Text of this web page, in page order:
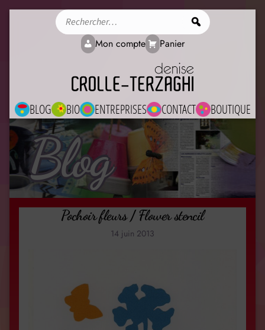
BLOG BIO ENTREPRISES CONTACT BOUTIQUE
Mon compte Panier
Blog
Pochoir fleurs / Flower stencil
14 juin 2013